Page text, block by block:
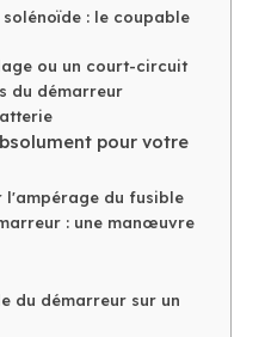
: le coupable
ou un court-circuit
du démarreur
pour votre
l'ampérage du fusible
: une manœuvre
du démarreur sur un